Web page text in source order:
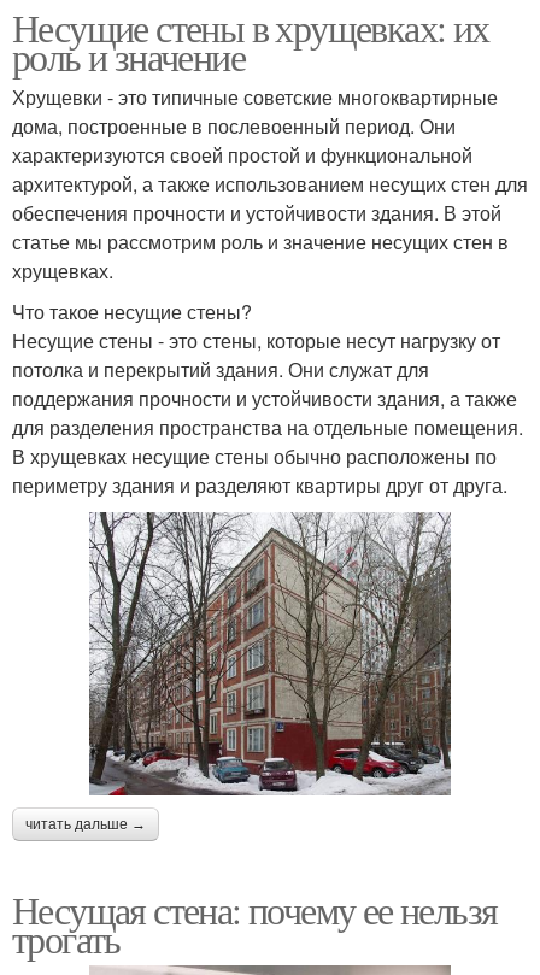
Стен в кирпичном доме
Внутренние стены Стен из кирпича
Стен в пятиэтажных
домах
хрущевке
Стены в квартире Работы с стенами
Стен в старых
Стен в современных
зданиях
Стен в одноэтажном
доме
Стен в многоэтажном
доме
Стен в двухэтажном
Несущие стены в хрущевках: их
роль и значение
Хрущевки - это типичные советские многоквартирные
дома, построенные в послевоенный период. Они
характеризуются своей простой и функциональной
архитектурой, а также использованием несущих стен для
обеспечения прочности и устойчивости здания. В этой
статье мы рассмотрим роль и значение несущих стен в
хрущевках.
Что такое несущие стены?
Несущие стены - это стены, которые несут нагрузку от
потолка и перекрытий здания. Они служат для
поддержания прочности и устойчивости здания, а также
для разделения пространства на отдельные помещения.
В хрущевках несущие стены обычно расположены по
периметру здания и разделяют квартиры друг от друга.
читать дальше →
Несущая стена: почему ее нельзя
трогать